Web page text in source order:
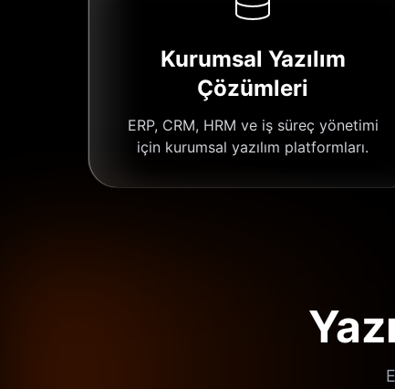
Kurumsal Yazılım
Çözümleri
ERP, CRM, HRM ve iş süreç yönetimi
için kurumsal yazılım platformları.